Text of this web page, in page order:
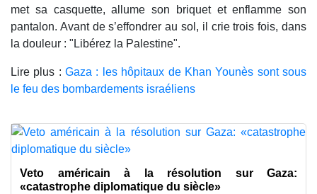
met sa casquette, allume son briquet et enflamme son
pantalon. Avant de s’effondrer au sol, il crie trois fois, dans
la douleur : "Libérez la Palestine".
Lire plus :Gaza : les hôpitaux de Khan Younès sont sous
le feu des bombardements israéliens
Veto américain à la résolution sur Gaza:
«catastrophe diplomatique du siècle»